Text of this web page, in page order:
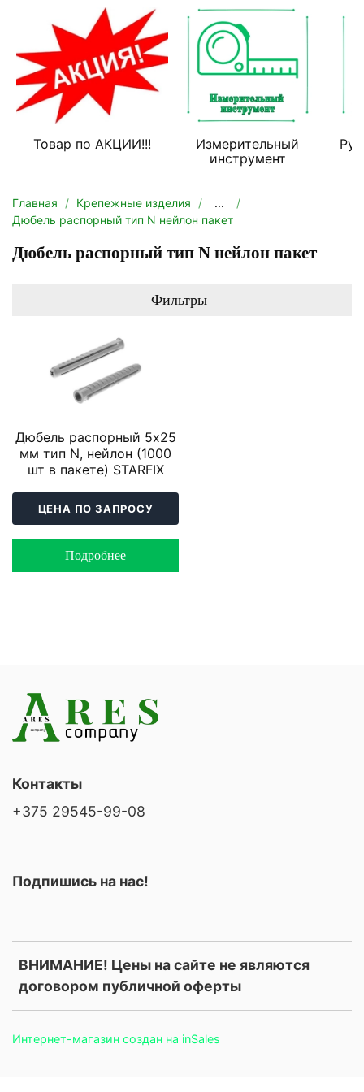
Товар по АКЦИИ!!!
Измерительный
инструмент
Главная Крепежные изделия
...
Дюбель распорный тип N нейлон пакет
Дюбель распорный тип N нейлон пакет
Фильтры
Дюбель распорный 5х25
мм тип N, нейлон (1000
шт в пакете) STARFIX
ЦЕНА ПО ЗАПРОСУ
Подробнее
ВНИМАНИЕ! Цены на сайте не являются
договором публичной оферты
Контакты
+375 29545-99-08
Подпишись на нас!
Интернет-магазин создан на inSales